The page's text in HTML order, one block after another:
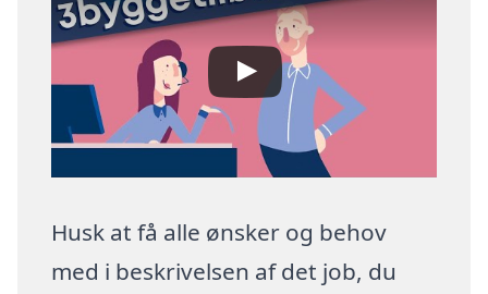
Husk at få alle ønsker og behov
med i beskrivelsen af det job, du